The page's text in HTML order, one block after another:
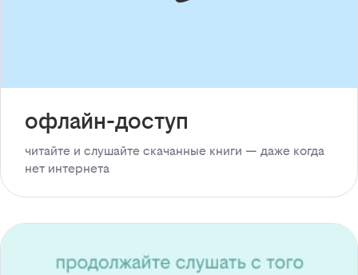
офлайн-доступ
читайте и слушайте скачанные книги — даже когда
нет интернета